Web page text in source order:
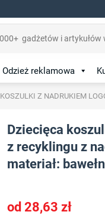
Odzież reklamowa
KOSZULKI Z NADRUKIEM
Dziecięca
z recyklingu z
materiał:
28,63 zł